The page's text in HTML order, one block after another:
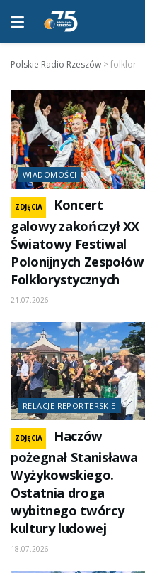
Polskie Radio Rzeszów >folklor
WIADOMOŚCI
ZDJĘCIA
Koncert
galowy zakończył XX
Światowy Festiwal
Polonijnych Zespołów
Folklorystycznych
21.07.2026
RELACJE REPORTERSKIE
ZDJĘCIA
Haczów
pożegnał Stanisława
Wyżykowskiego.
Ostatnia droga
wybitnego twórcy
kultury ludowej
18.07.2026